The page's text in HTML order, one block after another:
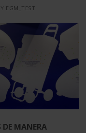
EGM_TEST
MANERA